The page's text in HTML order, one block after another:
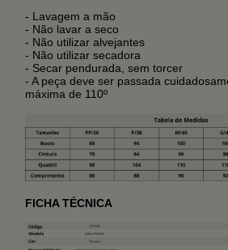
- Lavagem a mão
- Não lavar a seco
- Não utilizar alvejantes
- Não utilizar secadora
- Secar pendurada, sem torcer
- A peça deve ser passada
máxima de 110º
FICHA TÉCNICA